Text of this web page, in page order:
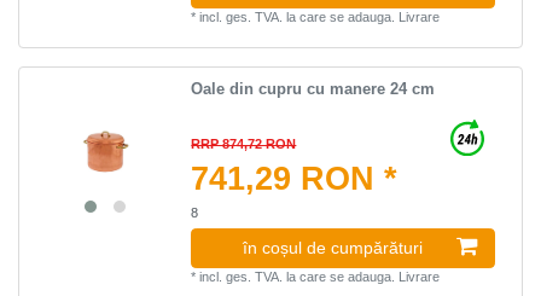
*incl. ges. TVA. la care se adauga. Livrare
Oale din cupru cu manere 24 cm
RRP 874,72 RON
741,29 RON *
8
în coșul de cumpărături
*incl. ges. TVA. la care se adauga. Livrare